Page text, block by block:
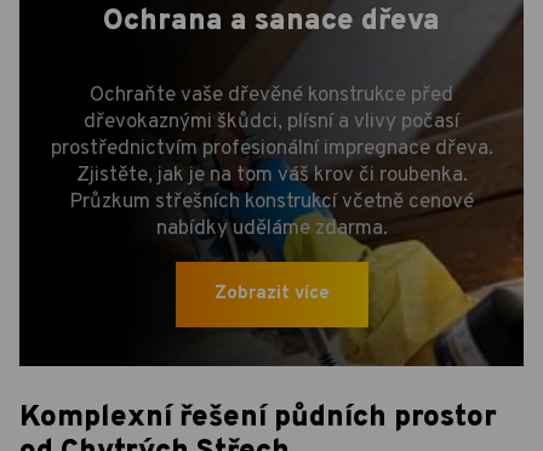
Ochrana a sanace dřeva
Ochraňte vaše dřevěné konstrukce před
dřevokaznými škůdci, plísní a vlivy počasí
prostřednictvím profesionální impregnace dřeva.
Zjistěte, jak je na tom váš krov či roubenka.
Průzkum střešních konstrukcí včetně cenové
nabídky uděláme zdarma.
Zobrazit více
Komplexní řešení půdních prostor